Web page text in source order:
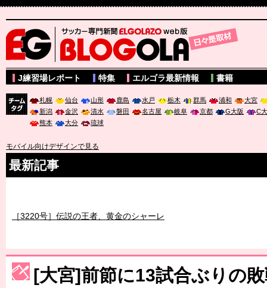
サッカー専門新聞ELGOLAZO web版 BLOGOLA
J練習場レポート 特集 エルゴラ最新情報 書籍
札幌 仙台 山形 鹿島 水戸 栃木 群馬 浦和
大宮
新潟
金沢 清水 磐田 名古屋 岐阜 京都 G大阪
C
熊本
大分 琉球
モバイル向けデザインで見る
最新記事
［3220号］伝説の王者、黄金のシャーレ
［3230号］世界一への夢は終わらない
［3223号］一丸。日本出陣
[大宮]前節に13試合ぶりの